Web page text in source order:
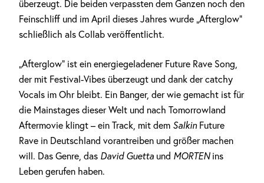
überzeugt. Die beiden verpassten dem Ganzen noch den
Feinschliff und im April dieses Jahres wurde „Afterglow“
schließlich als Collab veröffentlicht.
„Afterglow“ ist ein energiegeladener Future Rave Song,
der mit Festival-Vibes überzeugt und dank der catchy
Vocals im Ohr bleibt. Ein Banger, der wie gemacht ist für
die Mainstages dieser Welt und nach Tomorrowland
Aftermovie klingt – ein Track, mit dem Salkin Future
Rave in Deutschland vorantreiben und größer machen
will. Das Genre, das David Guetta und MORTEN ins
Leben gerufen haben.